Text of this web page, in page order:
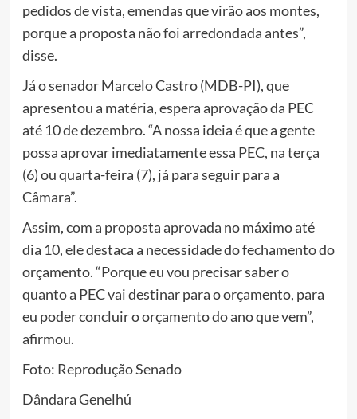
pedidos de vista, emendas que virão aos montes,
porque a proposta não foi arredondada antes”,
disse.
Já o senador Marcelo Castro (MDB-PI), que
apresentou a matéria, espera aprovação da PEC
até 10 de dezembro. “A nossa ideia é que a gente
possa aprovar imediatamente essa PEC, na terça
(6) ou quarta-feira (7), já para seguir para a
Câmara”.
Assim, com a proposta aprovada no máximo até
dia 10, ele destaca a necessidade do fechamento do
orçamento. “Porque eu vou precisar saber o
quanto a PEC vai destinar para o orçamento, para
eu poder concluir o orçamento do ano que vem”,
afirmou.
Foto: Reprodução Senado
Dândara Genelhú